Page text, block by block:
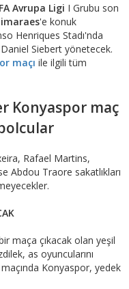
Avrupa Ligi I Grubu son
'e konuk
Henriques Stadı'nda
Siebert yönetecek.
maçı ile ilgili tüm
Konyaspor maç
Rafael Martins,
Abdou Traore sakatlıkları
maça çıkacak olan yeşil
as oyuncularını
Konyaspor, yedek